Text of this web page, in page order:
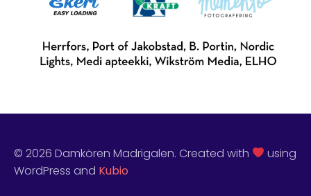
© 2026 Damkören Madrigalen. Created with
using
WordPress and Kubio